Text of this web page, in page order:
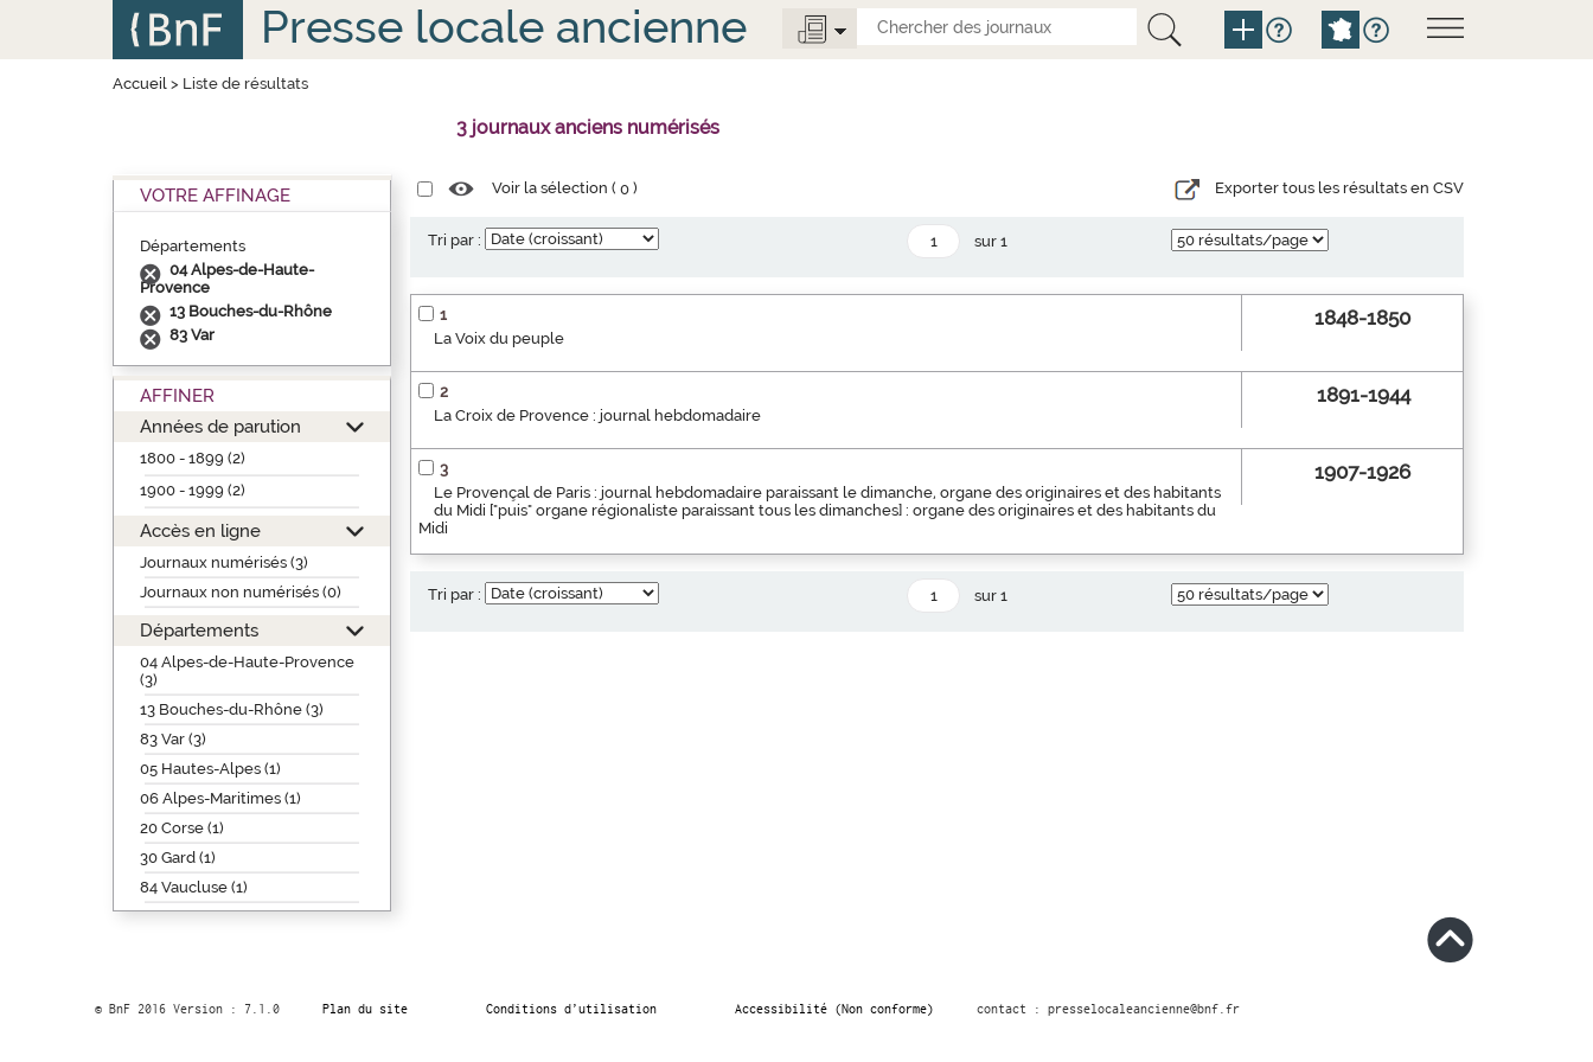
Presse locale ancienne
Accueil> Liste de résultats
3 journaux anciens numérisés
VOTRE AFFINAGE
Départements
04 Alpes-de-Haute-
Provence
13 Bouches-du-Rhône
83 Var
AFFINER
Années de parution
1800 - 1899 (2)
1900 - 1999 (2)
Accès en ligne
Journaux numérisés (3)
Journaux non numérisés (0)
Départements
04 Alpes-de-Haute-Provence
(3)
13 Bouches-du-Rhône (3)
83 Var (3)
05 Hautes-Alpes (1)
06 Alpes-Maritimes (1)
20 Corse (1)
30 Gard (1)
84 Vaucluse (1)
Voir la sélection (0 ) Exporter tous les résultats en CSV
Tri par : sur 1
1
La Voix du peuple
1848-1850
2
La Croix de Provence : journal hebdomadaire
1891-1944
3
Le Provençal de Paris : journal hebdomadaire paraissant le dimanche, organe des originaires et des habitants
du Midi ["puis" organe régionaliste paraissant tous les dimanches] : organe des originaires et des habitants du
Midi
1907-1926
Tri par : sur 1
© BnF 2016 Version : 7.1.0 Plan du site Conditions d’utilisation Accessibilité (Non conforme) contact : presselocaleancienne@bnf.fr
Panneau de gestion des cookies